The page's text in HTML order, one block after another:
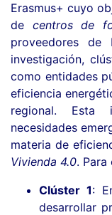
Erasmus+ cuyo
de centros de
proveedores de
investigación,
como entidades
eficiencia
regional. Esta
necesidades
materia de
Vivienda 4.0.
Clúster 1:
desarrollar